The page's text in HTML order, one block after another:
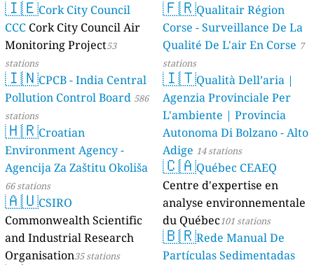
AMBIENTAL) 23 stations
🇮🇪Cork City Council
CCC Cork City Council Air
Monitoring Project53
stations
🇮🇳CPCB - India Central
Pollution Control Board 586
stations
🇭🇷Croatian
Environment Agency -
Agencija Za Zaštitu Okoliša
66 stations
🇦🇺CSIRO
Commonwealth Scientific
and Industrial Research
Organisation35 stations
🇫🇷Qualitair Région
Corse - Surveillance De La
Qualité De L'air En Corse 7
stations
🇮🇹Qualità Dell’aria |
Agenzia Provinciale Per
L'ambiente | Provincia
Autonoma Di Bolzano - Alto
Adige 14 stations
🇨🇦Québec CEAEQ
Centre d'expertise en
analyse environnementale
du Québec101 stations
🇧🇷Rede Manual De
Partículas Sedimentadas